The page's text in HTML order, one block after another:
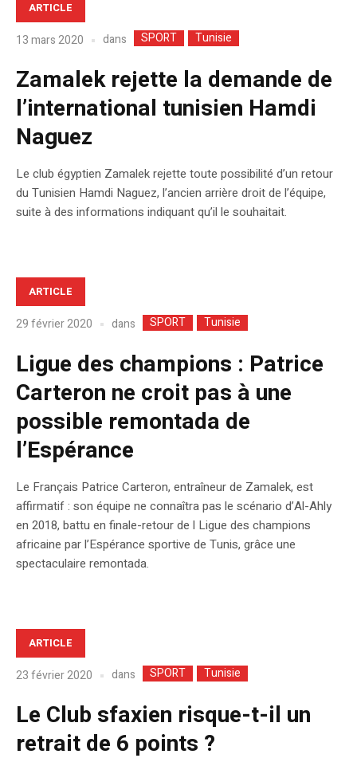
ARTICLE
13 mars 2020 dans SPORT Tunisie
Zamalek rejette la demande de
l’international tunisien Hamdi
Naguez
Le club égyptien Zamalek rejette toute possibilité d’un retour
du Tunisien Hamdi Naguez, l’ancien arrière droit de l’équipe,
suite à des informations indiquant qu’il le souhaitait.
ARTICLE
29 février 2020 dans SPORT Tunisie
Ligue des champions : Patrice
Carteron ne croit pas à une
possible remontada de
l’Espérance
Le Français Patrice Carteron, entraîneur de Zamalek, est
affirmatif : son équipe ne connaîtra pas le scénario d’Al-Ahly
en 2018, battu en finale-retour de l Ligue des champions
africaine par l’Espérance sportive de Tunis, grâce une
spectaculaire remontada.
ARTICLE
23 février 2020 dans SPORT Tunisie
Le Club sfaxien risque-t-il un
retrait de 6 points ?